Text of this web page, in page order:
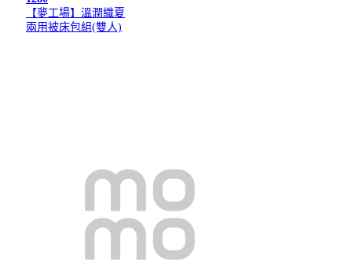
【夢工場】溫潤織夏
兩用被床包組(雙人)